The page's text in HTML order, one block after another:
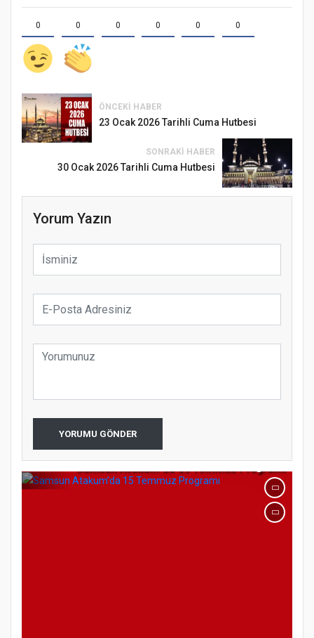
0 0 0 0 0 0
ÖNCEKI HABER
23 Ocak 2026 Tarihli Cuma Hutbesi
SONRAKI HABER
30 Ocak 2026 Tarihli Cuma Hutbesi
Yorum Yazın
YORUMU GÖNDER
Samsun Atakum’da Ayasofya Camii
Etkinliği
Türkiye’de insanlar dinle bağlarını